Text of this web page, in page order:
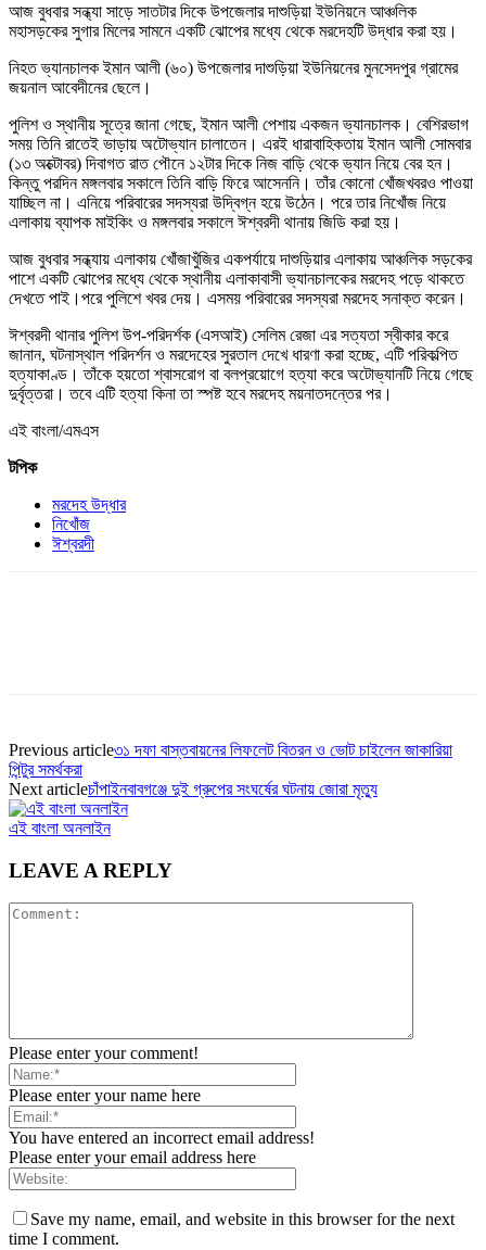
আজ বুধবার সন্ধ্যা সাড়ে সাতটার দিকে উপজেলার দাশুড়িয়া ইউনিয়নে আঞ্চলিক
মহাসড়কের সুগার মিলের সামনে একটি ঝোপের মধ্যে থেকে মরদেহটি উদ্ধার করা হয়।
নিহত ভ্যানচালক ইমান আলী (৬০) উপজেলার দাশুড়িয়া ইউনিয়নের মুনসেদপুর গ্রামের
জয়নাল আবেদীনের ছেলে।
পুলিশ ও স্থানীয় সূত্রে জানা গেছে, ইমান আলী পেশায় একজন ভ্যানচালক। বেশিরভাগ
সময় তিনি রাতেই ভাড়ায় অটোভ্যান চালাতেন। এরই ধারাবাহিকতায় ইমান আলী সোমবার
(১৩ অক্টোবর) দিবাগত রাত পৌনে ১২টার দিকে নিজ বাড়ি থেকে ভ্যান নিয়ে বের হন।
কিন্তু পরদিন মঙ্গলবার সকালে তিনি বাড়ি ফিরে আসেননি। তাঁর কোনো খোঁজখবরও পাওয়া
যাচ্ছিল না। এনিয়ে পরিবারের সদস্যরা উদ্বিগ্ন হয়ে উঠেন। পরে তার নিখোঁজ নিয়ে
এলাকায় ব্যাপক মাইকিং ও মঙ্গলবার সকালে ঈশ্বরদী থানায় জিডি করা হয়।
আজ বুধবার সন্ধ্যায় এলাকায় খোঁজাখুঁজির একপর্যায়ে দাশুড়িয়ার এলাকায় আঞ্চলিক সড়কের
পাশে একটি ঝোপের মধ্যে থেকে স্থানীয় এলাকাবাসী ভ্যানচালকের মরদেহ পড়ে থাকতে
দেখতে পাই।পরে পুলিশে খবর দেয়। এসময় পরিবারের সদস্যরা মরদেহ সনাক্ত করেন।
ঈশ্বরদী থানার পুলিশ উপ-পরিদর্শক (এসআই) সেলিম রেজা এর সত্যতা স্বীকার করে
জানান, ঘটনাস্থাল পরিদর্শন ও মরদেহের সুরতাল দেখে ধারণা করা হচ্ছে, এটি পরিকল্পিত
হত্যাকাণ্ড। তাঁকে হয়তো শ্বাসরোগ বা বলপ্রয়োগে হত্যা করে অটোভ্যানটি নিয়ে গেছে
দুর্বৃত্তরা। তবে এটি হত্যা কিনা তা স্পষ্ট হবে মরদেহ ময়নাতদন্তের পর।
এই বাংলা/এমএস
টপিক
মরদেহ উদ্ধার
নিখোঁজ
ঈশ্বরদী
Previous article৩১ দফা বাস্তবায়নের লিফলেট বিতরন ও ভোট চাইলেন জাকারিয়া
পিন্টুর সমর্থকরা
Next articleচাঁপাইনবাবগঞ্জে দুই গ্রুপের সংঘর্ষের ঘটনায় জোরা মৃত্যু
এই বাংলা অনলাইন
LEAVE A REPLY
Please enter your comment!
Please enter your name here
You have entered an incorrect email address!
Please enter your email address here
Save my name, email, and website in this browser for the next
time I comment.